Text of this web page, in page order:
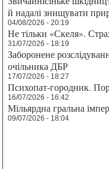
й надалі знищувати
04/08/2026 - 20:19
Не тільки «Скеля».
31/07/2026 - 18:19
Заборонене
очільника ДБР
17/07/2026 - 18:27
Психопат-городник.
16/07/2026 - 16:42
Мільярдна гральна
09/07/2026 - 18:04